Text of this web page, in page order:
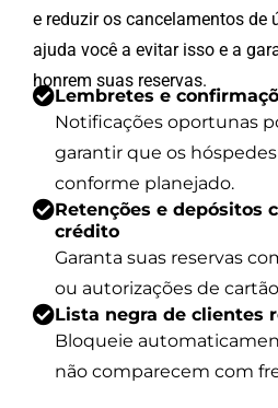
e reduzir os cancelamentos de
ajuda você a evitar isso e a
honrem suas reservas.
Lembretes e
Notificações oportunas
garantir que os
conforme planejado.
Retenções e depósitos
crédito
Garanta suas reservas
ou autorizações de
Lista negra de clientes
Bloqueie
não comparecem com